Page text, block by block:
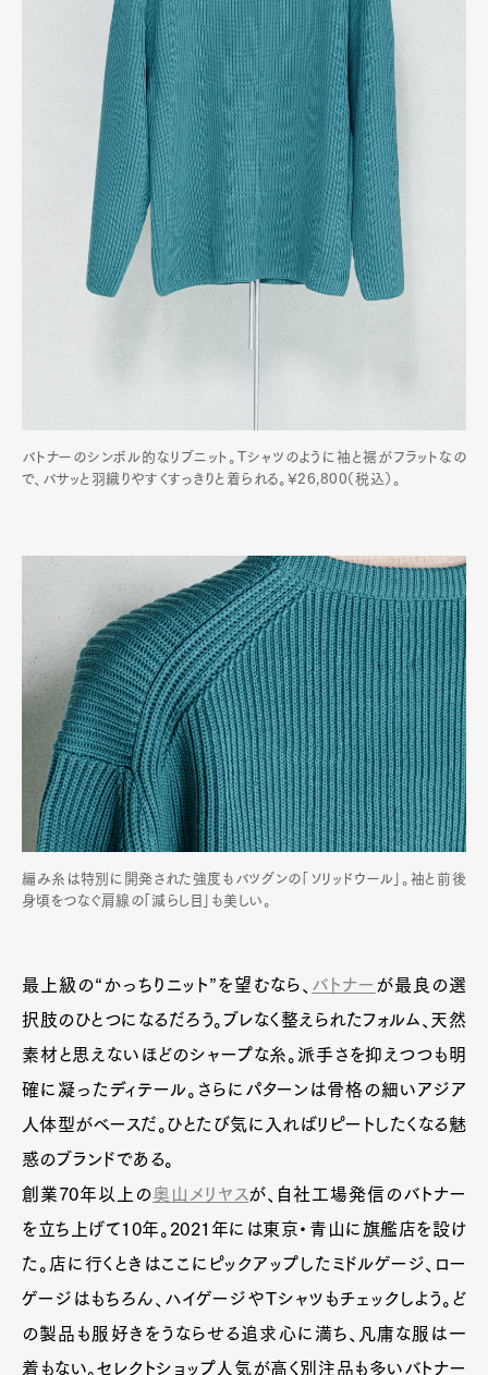
Art&DesignWatchFashion
GourmetCars
ProductCultureLifestyle
バトナーのシンボル的なリブニット。Tシャツのように袖と裾がフラットなの
で、バサッと羽織りやすくすっきりと着られる。¥26,800（税込）。
編み糸は特別に開発された強度もバツグンの「ソリッドウール」。袖と前後
身頃をつなぐ肩線の「減らし目」も美しい。
最上級の“かっちりニット”を望むなら、 バトナー が最良の選
択肢のひとつになるだろう。ブレなく整えられたフォルム、天然
素材と思えないほどのシャープな糸。派手さを抑えつつも明
確に凝ったディテール。さらにパターンは骨格の細いアジア
人体型がベースだ。ひとたび気に入ればリピートしたくなる魅
惑のブランドである。
創業70年以上の奥山メリヤスが、自社工場発信のバトナー
を立ち上げて10年。2021年には東京・青山に旗艦店を設け
た。店に行くときはここにピックアップしたミドルゲージ、ロー
ゲージはもちろん、ハイゲージやTシャツもチェックしよう。ど
の製品も服好きをうならせる追求心に満ち、凡庸な服は一
着もない。セレクトショップ人気が高く別注品も多いバトナー